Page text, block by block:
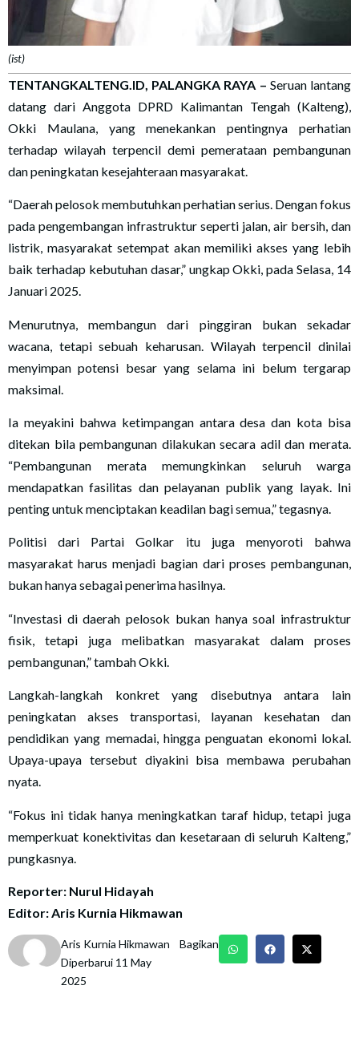
(ist)
TENTANGKALTENG.ID, PALANGKA RAYA – Seruan lantang
datang dari Anggota DPRD Kalimantan Tengah (Kalteng),
Okki Maulana, yang menekankan pentingnya perhatian
terhadap wilayah terpencil demi pemerataan pembangunan
dan peningkatan kesejahteraan masyarakat.
“Daerah pelosok membutuhkan perhatian serius. Dengan fokus
pada pengembangan infrastruktur seperti jalan, air bersih, dan
listrik, masyarakat setempat akan memiliki akses yang lebih
baik terhadap kebutuhan dasar,” ungkap Okki, pada Selasa, 14
Januari 2025.
Menurutnya, membangun dari pinggiran bukan sekadar
wacana, tetapi sebuah keharusan. Wilayah terpencil dinilai
menyimpan potensi besar yang selama ini belum tergarap
maksimal.
Ia meyakini bahwa ketimpangan antara desa dan kota bisa
ditekan bila pembangunan dilakukan secara adil dan merata.
“Pembangunan merata memungkinkan seluruh warga
mendapatkan fasilitas dan pelayanan publik yang layak. Ini
penting untuk menciptakan keadilan bagi semua,” tegasnya.
Politisi dari Partai Golkar itu juga menyoroti bahwa
masyarakat harus menjadi bagian dari proses pembangunan,
bukan hanya sebagai penerima hasilnya.
“Investasi di daerah pelosok bukan hanya soal infrastruktur
fisik, tetapi juga melibatkan masyarakat dalam proses
pembangunan,” tambah Okki.
Langkah-langkah konkret yang disebutnya antara lain
peningkatan akses transportasi, layanan kesehatan dan
pendidikan yang memadai, hingga penguatan ekonomi lokal.
Upaya-upaya tersebut diyakini bisa membawa perubahan
nyata.
“Fokus ini tidak hanya meningkatkan taraf hidup, tetapi juga
memperkuat konektivitas dan kesetaraan di seluruh Kalteng,”
pungkasnya.
Reporter: Nurul Hidayah
Editor: Aris Kurnia Hikmawan
Aris Kurnia Hikmawan
Diperbarui 11 May
2025
Bagikan